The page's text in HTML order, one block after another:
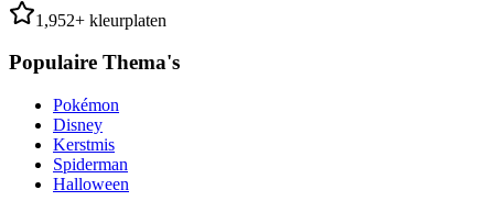
1,952+ kleurplaten
Populaire Thema's
Pokémon
Disney
Kerstmis
Spiderman
Halloween